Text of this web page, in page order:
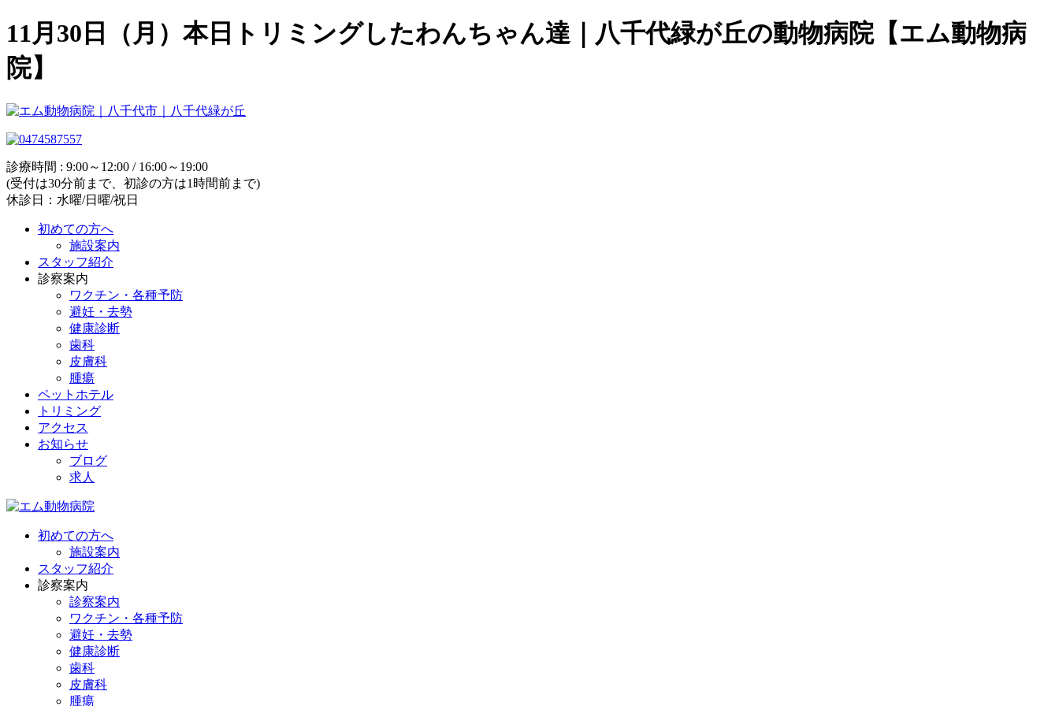
11月30日（月）本日トリミングしたわんちゃん達｜八千代緑が丘の動物病院【エム動物病
院】
診療時間 : 9:00～12:00 / 16:00～19:00
(受付は30分前まで、初診の方は1時間前まで)
休診日：水曜/日曜/祝日
初めての方へ
施設案内
スタッフ紹介
診察案内
ワクチン・各種予防
避妊・去勢
健康診断
歯科
皮膚科
腫瘍
ペットホテル
トリミング
アクセス
お知らせ
ブログ
求人
初めての方へ
施設案内
スタッフ紹介
診察案内
診察案内
ワクチン・各種予防
避妊・去勢
健康診断
歯科
皮膚科
腫瘍